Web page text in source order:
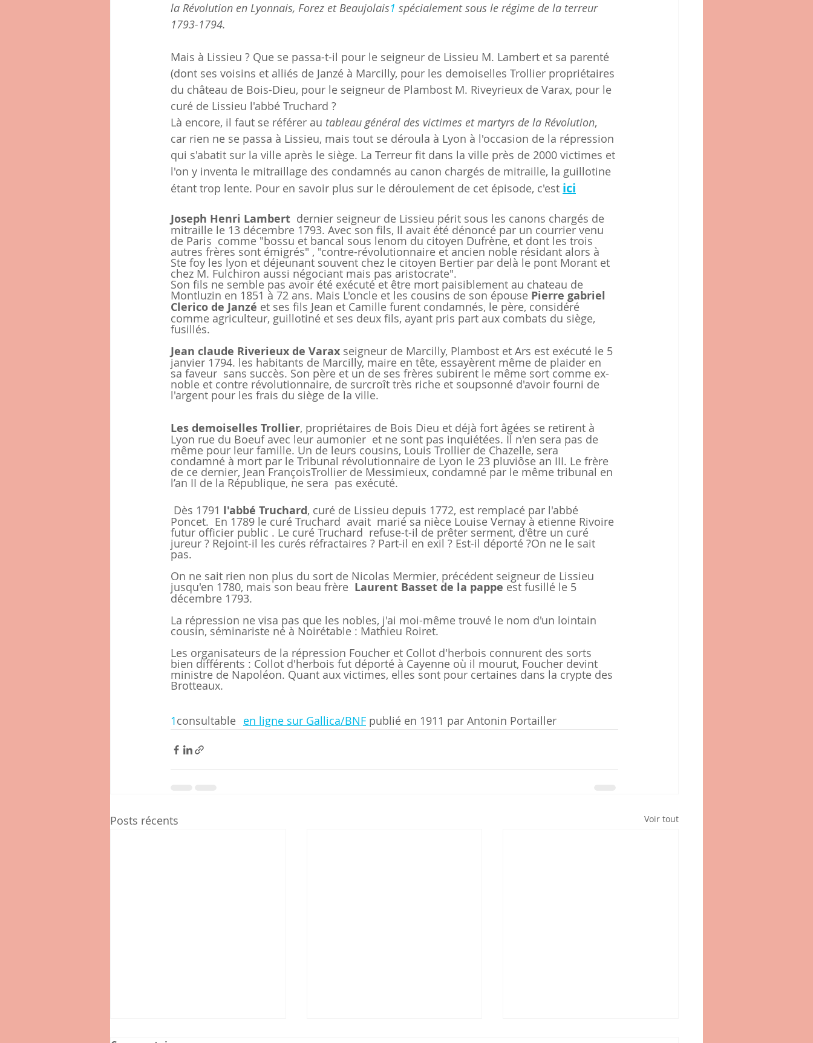
la Révolution en Lyonnais, Forez et Beaujolais1 spécialement sous le régime de la terreur
1793-1794.
Mais à Lissieu ? Que se passa-t-il pour le seigneur de Lissieu M. Lambert et sa parenté
(dont ses voisins et alliés de Janzé à Marcilly, pour les demoiselles Trollier propriétaires
du château de Bois-Dieu, pour le seigneur de Plambost M. Riveyrieux de Varax, pour le
curé de Lissieu l'abbé Truchard ?
Là encore, il faut se référer au tableau général des victimes et martyrs de la Révolution,
car rien ne se passa à Lissieu, mais tout se déroula à Lyon à l'occasion de la répression
qui s'abatit sur la ville après le siège. La Terreur fit dans la ville près de 2000 victimes et
l'on y inventa le mitraillage des condamnés au canon chargés de mitraille, la guillotine
étant trop lente. Pour en savoir plus sur le déroulement de cet épisode, c'est ici
Joseph Henri Lambert
  dernier seigneur de Lissieu périt sous les canons chargés de
mitraille le 13 décembre 1793. Avec son fils, Il avait été dénoncé par un courrier venu
de Paris  comme "bossu et bancal sous lenom du citoyen Dufrène, et dont les trois
autres frères sont émigrés" , "contre-révolutionnaire et ancien noble résidant alors à
Ste foy les lyon et déjeunant souvent chez le citoyen Bertier par delà le pont Morant et
chez M. Fulchiron aussi négociant mais pas aristocrate".
Son fils ne semble pas avoir été exécuté et être mort paisiblement au chateau de
Montluzin en 1851 à 72 ans. Mais L'oncle et les cousins de son épouse Pierre gabriel
Clerico de Janzé et ses fils Jean et Camille furent condamnés, le père, considéré
comme agriculteur, guillotiné et ses deux fils, ayant pris part aux combats du siège,
fusillés.
Jean claude Riverieux de Varax seigneur de Marcilly, Plambost et Ars est exécuté le 5
janvier 1794. les habitants de Marcilly, maire en tête, essayèrent même de plaider en
sa faveur  sans succès. Son père et un de ses frères subirent le même sort comme ex-
noble et contre révolutionnaire, de surcroît très riche et soupsonné d'avoir fourni de
l'argent pour les frais du siège de la ville.
Les demoiselles Trollier, propriétaires de Bois Dieu et déjà fort âgées se retirent à
Lyon rue du Boeuf avec leur aumonier  et ne sont pas inquiétées. Il n'en sera pas de
même pour leur famille. Un de leurs cousins, Louis Trollier de Chazelle, sera
condamné à mort par le Tribunal révolutionnaire de Lyon le 23 pluviôse an III. Le frère
de ce dernier, Jean FrançoisTrollier de Messimieux, condamné par le même tribunal en
l’an II de la République, ne sera  pas exécuté.
Dès 1791 l'abbé Truchard, curé de Lissieu depuis 1772, est remplacé par l'abbé
Poncet.  En 1789 le curé Truchard  avait  marié sa nièce Louise Vernay à etienne Rivoire
futur officier public . Le curé Truchard  refuse-t-il de prêter serment, d'être un curé
jureur ? Rejoint-il les curés réfractaires ? Part-il en exil ? Est-il déporté ?On ne le sait
pas.
On ne sait rien non plus du sort de Nicolas Mermier, précédent seigneur de Lissieu
jusqu'en 1780, mais son beau frère Laurent Basset de la pappe est fusillé le 5
décembre 1793.
La répression ne visa pas que les nobles, j'ai moi-même trouvé le nom d'un lointain
cousin, séminariste né à Noirétable : Mathieu Roiret.
Les organisateurs de la répression Foucher et Collot d'herbois connurent des sorts
bien différents : Collot d'herbois fut déporté à Cayenne où il mourut, Foucher devint
ministre de Napoléon. Quant aux victimes, elles sont pour certaines dans la crypte des
Brotteaux.
1 en ligne sur Gallica/BNF publié en 1911 par Antonin Portailler
Posts récents Voir tout